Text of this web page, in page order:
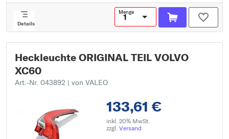
Details
Menge
Heckleuchte ORIGINAL TEIL VOLVO
XC60
Art.-Nr. 043892 | von VALEO
133,61 €
inkl. 20% MwSt.
zzgl. Versand